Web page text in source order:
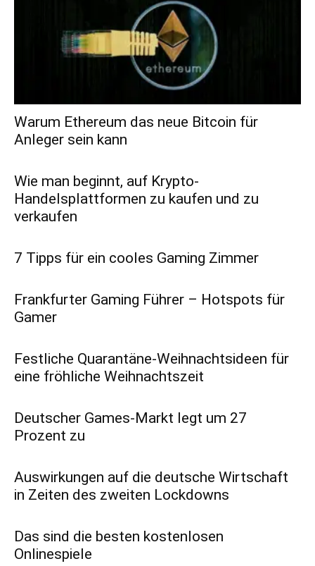
Warum Ethereum das neue Bitcoin für
Anleger sein kann
Wie man beginnt, auf Krypto-
Handelsplattformen zu kaufen und zu
verkaufen
7 Tipps für ein cooles Gaming Zimmer
Frankfurter Gaming Führer – Hotspots für
Gamer
Festliche Quarantäne-Weihnachtsideen für
eine fröhliche Weihnachtszeit
Deutscher Games-Markt legt um 27
Prozent zu
Auswirkungen auf die deutsche Wirtschaft
in Zeiten des zweiten Lockdowns
Das sind die besten kostenlosen
Onlinespiele